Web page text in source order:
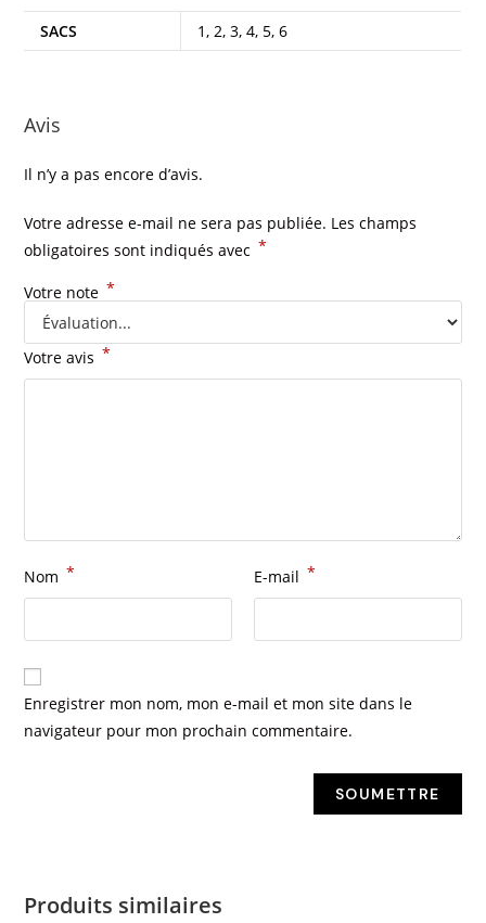
SACS 1, 2, 3, 4, 5, 6
Avis
Il n’y a pas encore d’avis.
Votre adresse e-mail ne sera pas publiée. Les champs
obligatoires sont indiqués avec *
Votre note *
Votre avis *
Nom * E-mail *
Enregistrer mon nom, mon e-mail et mon site dans le
navigateur pour mon prochain commentaire.
Produits similaires